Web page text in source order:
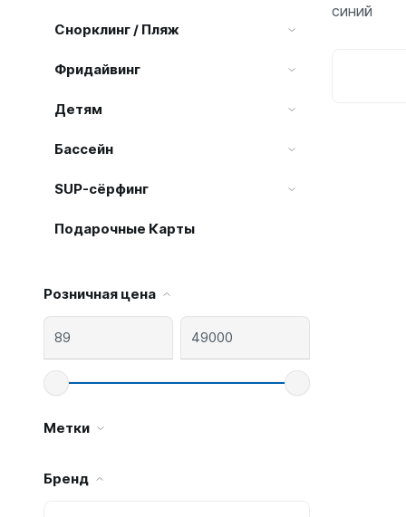
Ласты
Снорклинг / Пляж
Фридайвинг
Детям
Бассейн
SUP-сёрфинг
Подарочные Карты
Розничная цена
Метки
Бренд
синий